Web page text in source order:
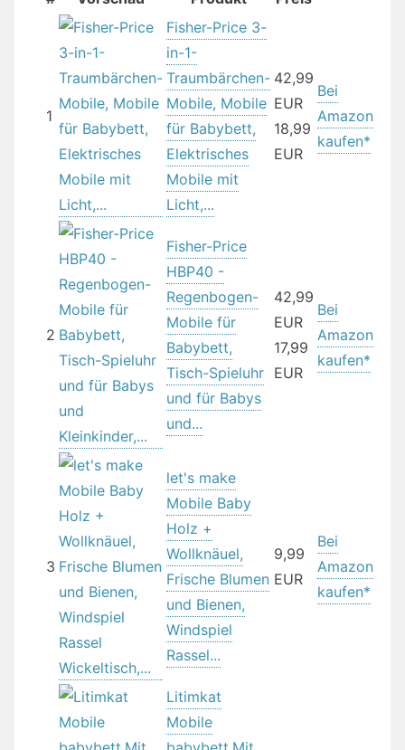
1
Fisher-Price 3-
in-1-
Traumbärchen-
Mobile, Mobile
für Babybett,
Elektrisches
Mobile mit
Licht,...
42,99
EUR
18,99
EUR
Bei
Amazon
kaufen*
2
Fisher-Price
HBP40 -
Regenbogen-
Mobile für
Babybett,
Tisch-Spieluhr
und für Babys
und...
42,99
EUR
17,99
EUR
Bei
Amazon
kaufen*
3
let's make
Mobile Baby
Holz +
Wollknäuel,
Frische Blumen
und Bienen,
Windspiel
Rassel...
9,99
EUR
Bei
Amazon
kaufen*
Litimkat
Mobile